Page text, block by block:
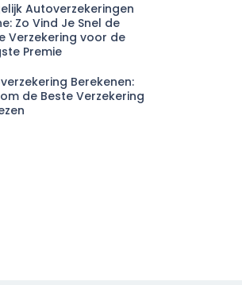
Autoverzekeringen
Zo Vind Je Snel de
Verzekering voor de
Premie
Berekenen:
de Beste Verzekering